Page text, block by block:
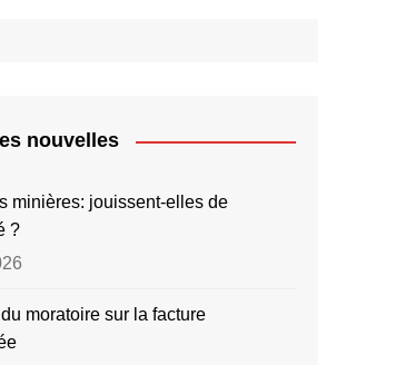
nouvelles
minières: jouissent-elles de
?
moratoire sur la facture